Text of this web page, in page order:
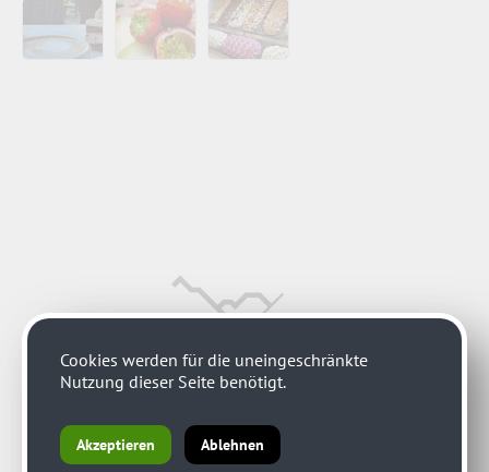
Cookies werden für die uneingeschränkte
Nutzung dieser Seite benötigt.
Akzeptieren Ablehnen